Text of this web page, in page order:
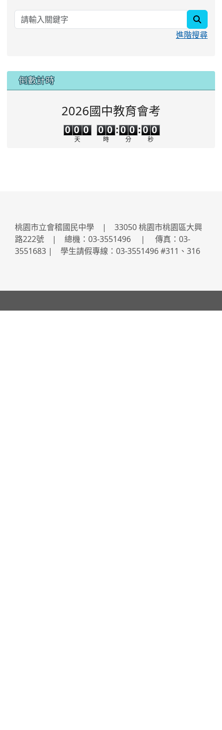
進階搜尋
::: 倒數計時
2026國中教育會考
0 0 0
天
0
0
0
0
時
:
0
0
0
0
分
:
0
0
0
0
秒
桃園市立會稽國民中學 | 33050 桃園市桃園區大興
路222號 | 總機：03-3551496 | 傳真：03-
3551683 | 學生請假專線：03-3551496 #311、316